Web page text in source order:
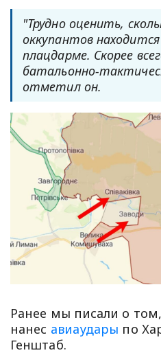
"Трудно оценить,
оккупантов
плацдарме. Скорее
батальонно-
отметил он.
Ранее мы писали о
нанес авиаудары по
Генштаб.